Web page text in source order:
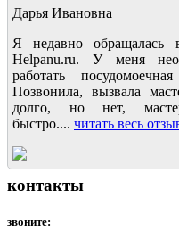
Дарья Ивановна
Я недавно обращалась
Helpanu.ru. У меня
работать
Позвонила, вызвала
долго, но нет,
быстро.... читать весь
контакты
звоните: